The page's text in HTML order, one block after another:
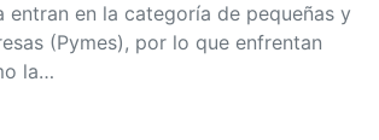
entran en la categoría de pequeñas y
(Pymes), por lo que enfrentan
la…